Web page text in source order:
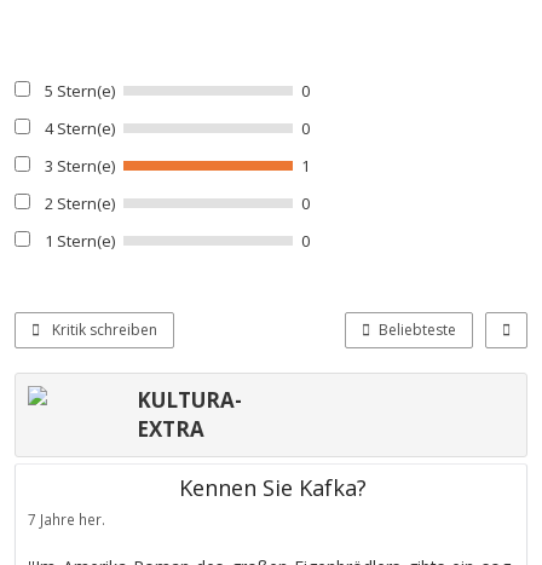
5 Stern(e)
0
4 Stern(e)
0
3 Stern(e)
1
2 Stern(e)
0
1 Stern(e)
0
Kritik schreiben Beliebteste
KULTURA-
EXTRA
Kennen Sie Kafka?
7 Jahre her.